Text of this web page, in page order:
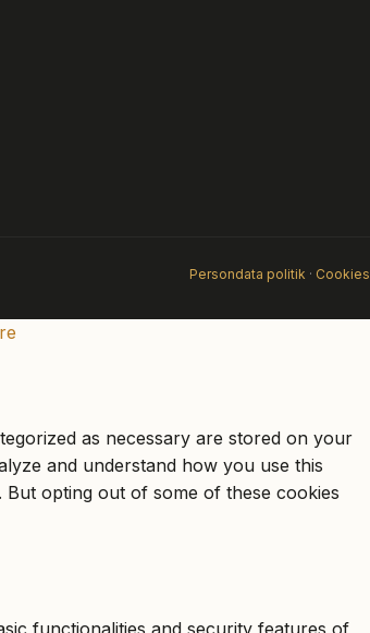
Persondata politik · Cookies
as necessary are stored on your
and understand how you use this
opting out of some of these cookies
functionalities and security features of